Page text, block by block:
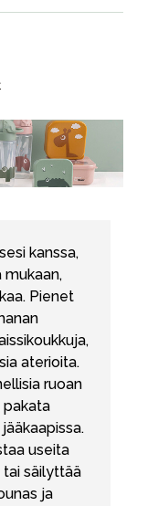
kanssa,
Pienet
aterioita.
ruoan
pakata
useita
tai säilyttää
ja